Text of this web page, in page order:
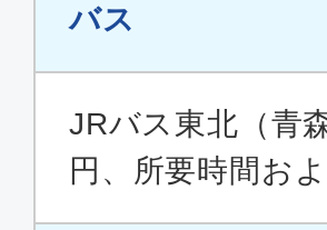
バス
JRバス東北（青
円、所要時間お